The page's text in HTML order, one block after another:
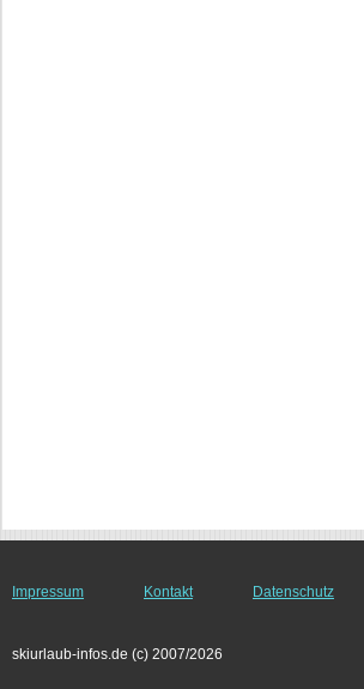
Impressum Kontakt Datenschutz
skiurlaub-infos.de (c) 2007/2026